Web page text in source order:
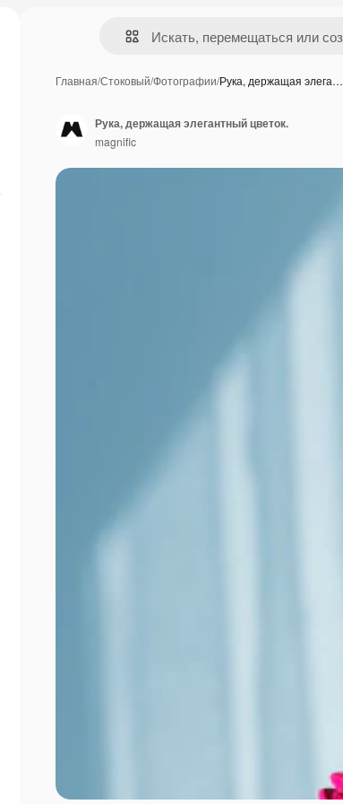
Главная/Стоковый/Фотографии/Рука, держащая элега…
Рука, держащая элегантный цветок.
magnific